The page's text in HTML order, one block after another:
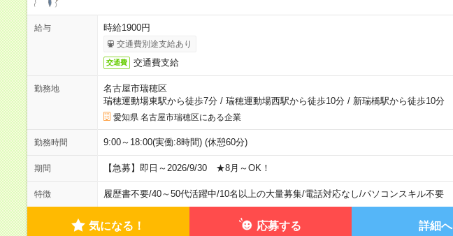
給与 時給1900円
交通費別途支給あり
交通費 交通費支給
勤務地
名古屋市瑞穂区
瑞穂運動場東駅から徒歩7分/ 瑞穂運動場西駅から徒歩10分/ 新瑞橋駅から徒歩10分
愛知県 名古屋市瑞穂区にある企業
勤務時間 9:00～18:00(実働:8時間) (休憩60分)
期間 【急募】即日～2026/9/30 ★8月～OK！
特徴 履歴書不要/40～50代活躍中/10名以上の大量募集/電話対応なし/パソコンスキル不要
気になる！ 応募する 詳細へ